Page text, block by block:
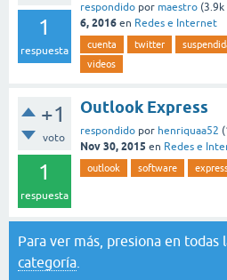
1
respuesta
respondido por maestro (3.9k
6, 2016 en Redes e Internet
cuenta twitter
videos
+1
voto
1
respuesta
Outlook Express
respondido por henriquaa52 (
Nov 30, 2015 en Redes e
outlook software
Para ver más, presiona en todas
categoría